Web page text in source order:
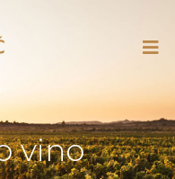
vino